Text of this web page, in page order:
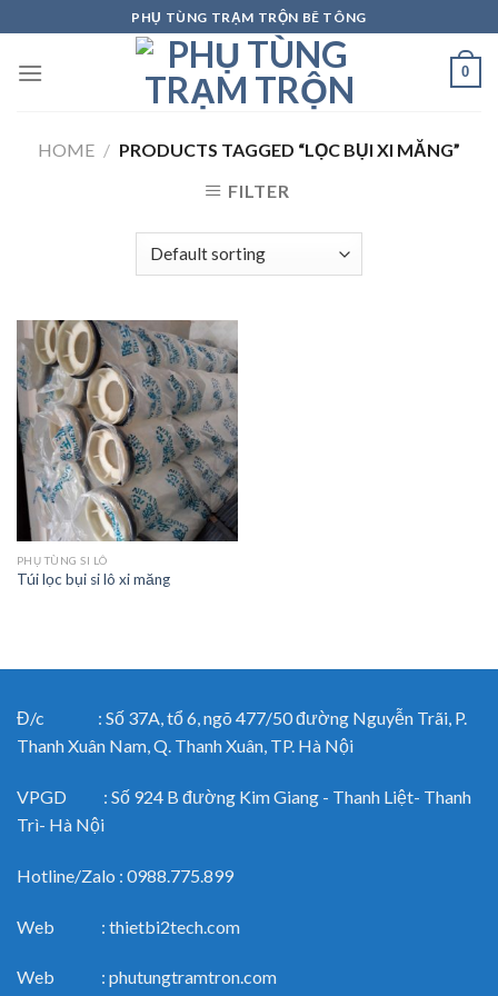
to
content
PHỤ TÙNG TRẠM TRỘN BÊ TÔNG
0
HOME / PRODUCTS TAGGED “LỌC BỤI XI MĂNG”
FILTER
PHỤ TÙNG SI LÔ
Túi lọc bụi si lô xi măng
Đ/c : Số 37A, tổ 6, ngõ 477/50 đường Nguyễn Trãi, P.
Thanh Xuân Nam, Q. Thanh Xuân, TP. Hà Nội
VPGD : Số 924 B đường Kim Giang - Thanh Liệt- Thanh
Trì- Hà Nội
Hotline/Zalo : 0988.775.899
Web : thietbi2tech.com
Web : phutungtramtron.com